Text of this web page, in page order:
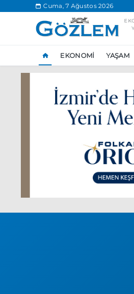
Cuma, 7 Ağustos 2026
EKONOMI YAŞAM